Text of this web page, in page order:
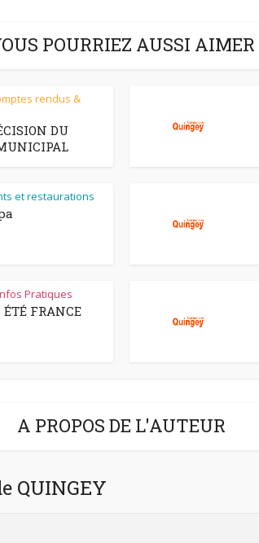
POURRIEZ AUSSI AIMER
rendus &
DU
et restaurations
Pratiques
ÉTÉ FRANCE
A PROPOS DE L'AUTEUR
QUINGEY